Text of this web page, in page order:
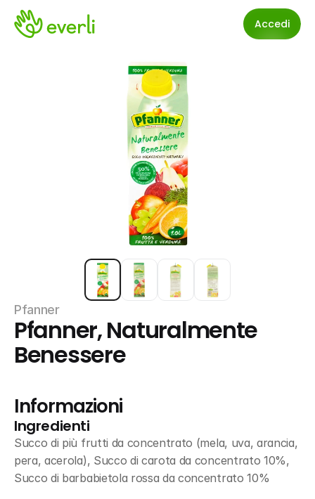
Accedi
Pfanner
Pfanner, Naturalmente
Benessere
Informazioni
Ingredienti
Succo di più frutti da concentrato (mela, uva, arancia,
pera, acerola), Succo di carota da concentrato 10%,
Succo di barbabietola rossa da concentrato 10%